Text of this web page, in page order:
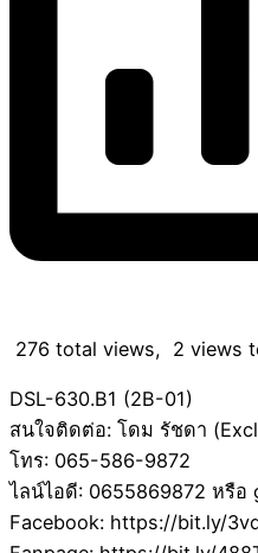
276 total views, 2 views
DSL-630.B1 (2B-01)
สนใจติดต่อ: โดม รัชดา
โทร: 065-586-9872
ไลน์ไอดี: 0655869872 หรือ
Facebook: https://bit.ly/